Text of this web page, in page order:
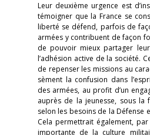
Leur deuxième urgence est
témoigner que la France se
liberté se défend, parfois de
armées y contribuent de façon
de pouvoir mieux partager leur
l’adhésion active de la société.
de repenser les missions au
sèment la confusion dans
des armées, au profit d’un
auprès de la jeunesse, sous la
selon les besoins de la Défense
Cela permettrait également,
importante de la culture